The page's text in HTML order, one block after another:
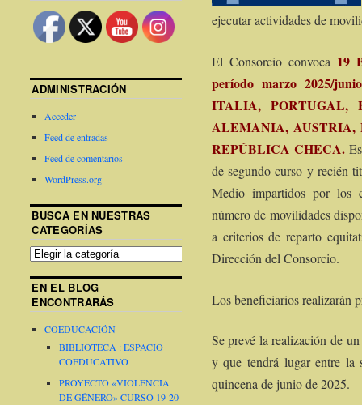
ejecutar actividades de
El Consorcio convoca 19
período marzo 2025/
ITALIA, PORTUGAL,
ALEMANIA,
REPÚBLICA CHECA.
de segundo curso y recién
Medio impartidos por los
número de movilidades
a criterios de reparto
Dirección del Consorcio.
Los beneficiarios realizarán
Se prevé la realización de
y que tendrá lugar entre la
quincena de junio de 2025.
ADMINISTRACIÓN
Acceder
Feed de entradas
Feed de comentarios
WordPress.org
BUSCA EN NUESTRAS
CATEGORÍAS
EN EL BLOG
ENCONTRARÁS
COEDUCACIÓN
BIBLIOTECA : ESPACIO
COEDUCATIVO
PROYECTO «VIOLENCIA
DE GÉNERO» CURSO 19-20